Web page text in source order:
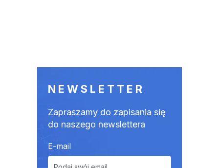
NEWSLETTER
Zapraszamy do zapisania się
do naszego newslettera
E-mail